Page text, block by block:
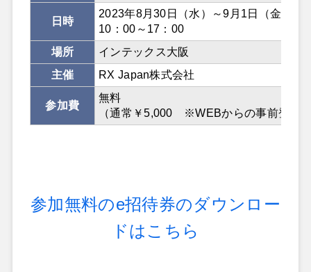
日時
2023年8月30日（水）～9月1日（金）
10：00～17：00
場所
インテックス大阪
主催
RX Japan株式会社
参加費
無料
（通常￥5,000 ※WEBからの事前登録
参加無料のe招待券のダウンロー
ドはこちら